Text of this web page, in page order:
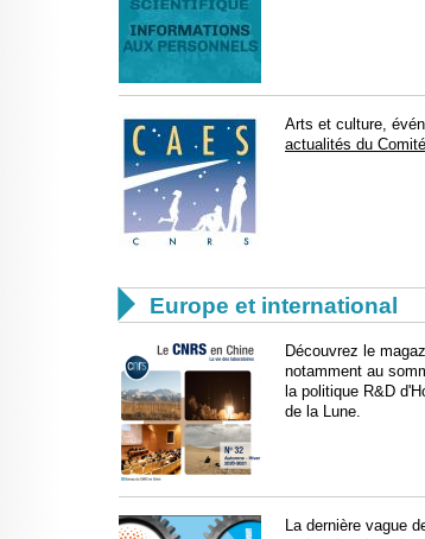
Arts et culture,
actualités du
 Europe et international
Découvrez le
notamment au
la politique R&D
de la Lune.
La dernière vague